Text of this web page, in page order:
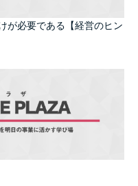
が必要である【経営のヒン